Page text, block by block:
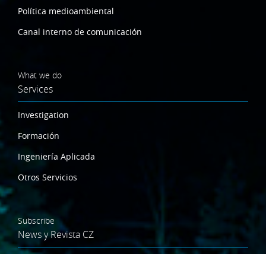
Política medioambiental
Canal interno de comunicación
What we do
Services
Investigation
Formación
Ingeniería Aplicada
Otros Servicios
Subscribe
News y Revista CZ